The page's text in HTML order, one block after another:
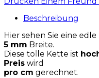
Beschreibung
Hier sehen Sie eine
5 mm Breite.
Diese tolle Kette ist
Preis wird
pro cm gerechnet.